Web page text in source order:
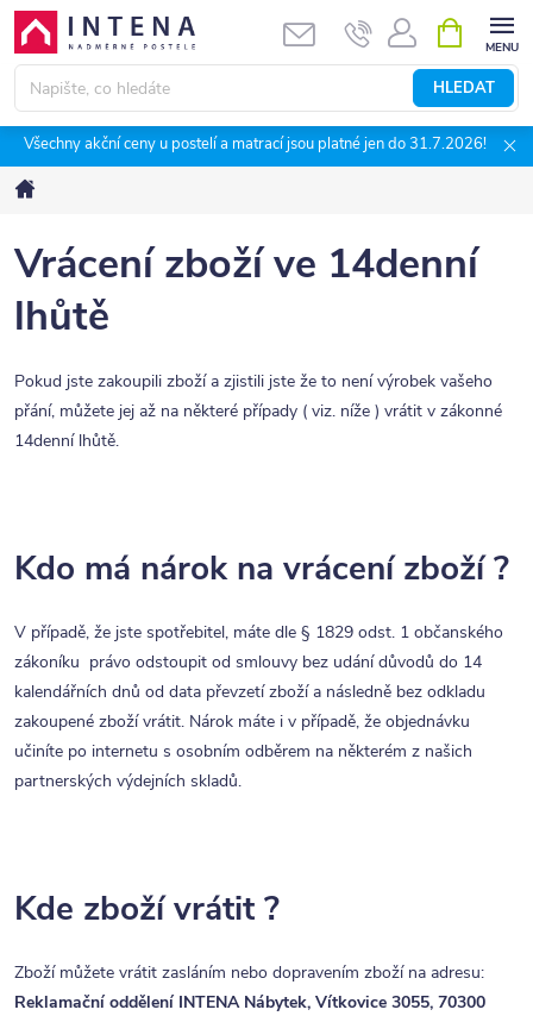
Přejít
obsah
HLEDAT
NÁKUPNÍ
KOŠÍK
Všechny akční ceny u postelí a matrací jsou platné jen do 31.7.2026!
Vrácení zboží ve 14denní
lhůtě
Pokud jste zakoupili zboží a zjistili jste že to není výrobek vašeho
přání, můžete jej až na některé případy ( viz. níže ) vrátit v zákonné
14denní lhůtě.
Kdo má nárok na vrácení zboží ?
V případě, že jste spotřebitel, máte dle § 1829 odst. 1 občanského
zákoníku právo odstoupit od smlouvy bez udání důvodů do 14
kalendářních dnů od data převzetí zboží a následně bez odkladu
zakoupené zboží vrátit. Nárok máte i v případě, že objednávku
učiníte po internetu s osobním odběrem na některém z našich
partnerských výdejních skladů.
Kde zboží vrátit ?
Zboží můžete vrátit zasláním nebo dopravením zboží na adresu:
Reklamační oddělení INTENA Nábytek, Vítkovice 3055, 70300